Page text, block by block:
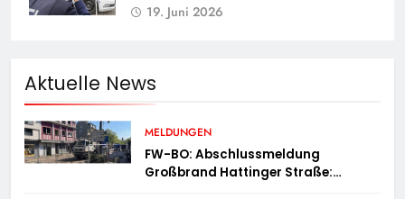
19. Juni 2026
Aktuelle News
MELDUNGEN
FW-BO: Abschlussmeldung
Großbrand Hattinger Straße: